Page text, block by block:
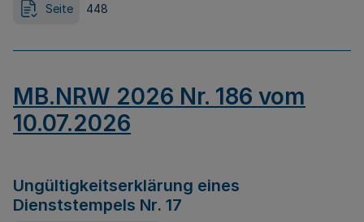
Seite 448
MB.NRW 2026 Nr. 186 vom
10.07.2026
Ungültigkeitserklärung eines
Dienststempels Nr. 17